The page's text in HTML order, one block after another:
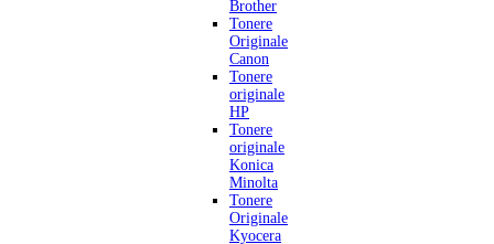
Brother
Tonere
Originale
Canon
Tonere
originale
HP
Tonere
originale
Konica
Minolta
Tonere
Originale
Kyocera